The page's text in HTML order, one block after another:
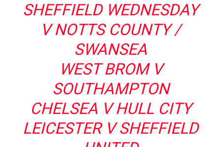
SHEFFIELD WEDNESDAY
V NOTTS COUNTY /
SWANSEA
WEST BROM V
SOUTHAMPTON
CHELSEA V HULL CITY
LEICESTER V SHEFFIELD